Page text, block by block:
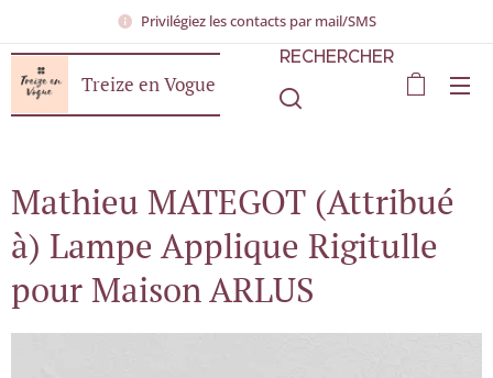
Privilégiez les contacts par mail/SMS
Treize en Vogue
RECHERCHER
Mathieu MATEGOT (Attribué
à) Lampe Applique Rigitulle
pour Maison ARLUS